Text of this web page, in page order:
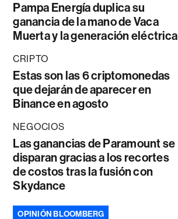
Pampa Energía duplica su
ganancia de la mano de Vaca
Muerta y la generación eléctrica
CRIPTO
Estas son las 6 criptomonedas
que dejarán de aparecer en
Binance en agosto
NEGOCIOS
Las ganancias de Paramount se
disparan gracias a los recortes
de costos tras la fusión con
Skydance
OPINIÓN BLOOMBERG